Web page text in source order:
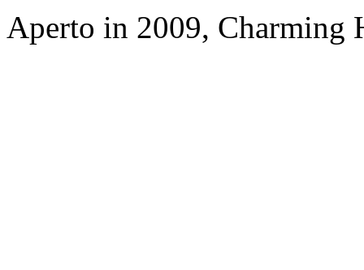
Aperto in 2009, Charming